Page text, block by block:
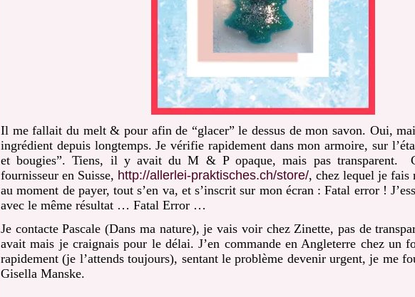
Il me fallait du melt & pour afin de “glacer” le dessus de mon savon. Oui,
ingrédient depuis longtemps. Je vérifie rapidement dans mon armoire, sur
et bougies”. Tiens, il y avait du M & P opaque, mais pas transparent.
fournisseur en Suisse, http://allerlei-praktisches.ch/store/, chez lequel je fais
au moment de payer, tout s’en va, et s’inscrit sur mon écran : Fatal error !
avec le même résultat … Fatal Error …
Je contacte Pascale (Dans ma nature), je vais voir chez Zinette, pas de
avait mais je craignais pour le délai. J’en commande en Angleterre chez un
rapidement (je l’attends toujours), sentant le problème devenir urgent, je me
Gisella Manske.